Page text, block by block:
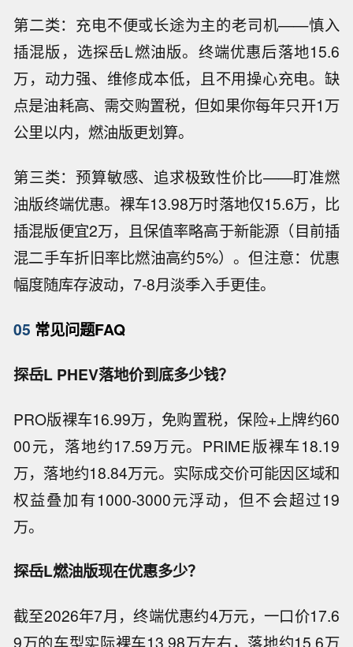
第二类：充电不便或长途为主的老司机——慎入
插混版，选探岳L燃油版。终端优惠后落地15.6
万，动力强、维修成本低，且不用操心充电。缺
点是油耗高、需交购置税，但如果你每年只开1万
公里以内，燃油版更划算。
第三类：预算敏感、追求极致性价比——盯准燃
油版终端优惠。裸车13.98万时落地仅15.6万，比
插混版便宜2万，且保值率略高于新能源（目前插
混二手车折旧率比燃油高约5%）。但注意：优惠
幅度随库存波动，7-8月淡季入手更佳。
05 常见问题FAQ
探岳L PHEV落地价到底多少钱？
PRO版裸车16.99万，免购置税，保险+上牌约60
00元，落地约17.59万元。PRIME版裸车18.19
万，落地约18.84万元。实际成交价可能因区域和
权益叠加有1000-3000元浮动，但不会超过19
万。
探岳L燃油版现在优惠多少？
截至2026年7月，终端优惠约4万元，一口价17.6
9万的车型实际裸车13.98万左右，落地约15.6万